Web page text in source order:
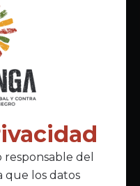
responsable del
que los datos